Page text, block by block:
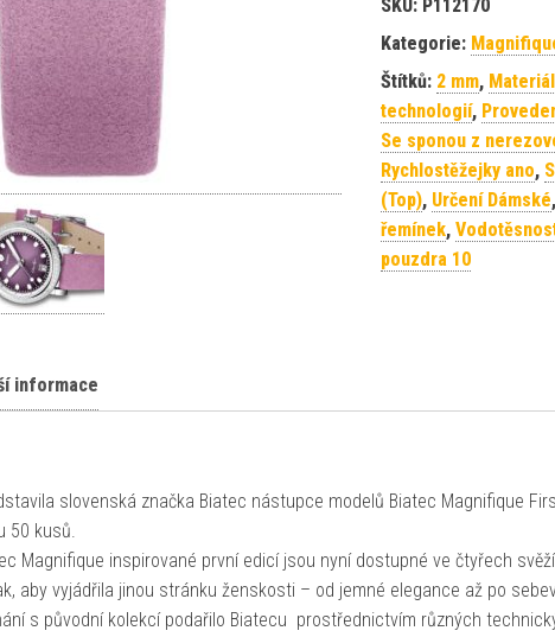
SKU: P112170
Kategorie:
Štítků: 2 mm,
technologií,
Se sponou z
Rychlostěžejky ano,
(Top), Určení Dámské,
řemínek,
pouzdra 10
informace
slovenská značka Biatec nástupce modelů Biatec Magnifique
50 kusů.
Magnifique inspirované první edicí jsou nyní dostupné ve čtyřech
aby vyjádřila jinou stránku ženskosti – od jemné elegance až po
s původní kolekcí podařilo Biatecu prostřednictvím různých